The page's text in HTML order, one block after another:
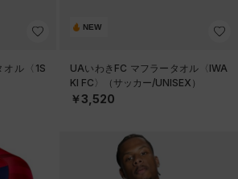
ル〈1S
NEW
UAいわきFC マフラータオル〈IWA
KI FC〉（サッカー/UNISEX）
￥3,520